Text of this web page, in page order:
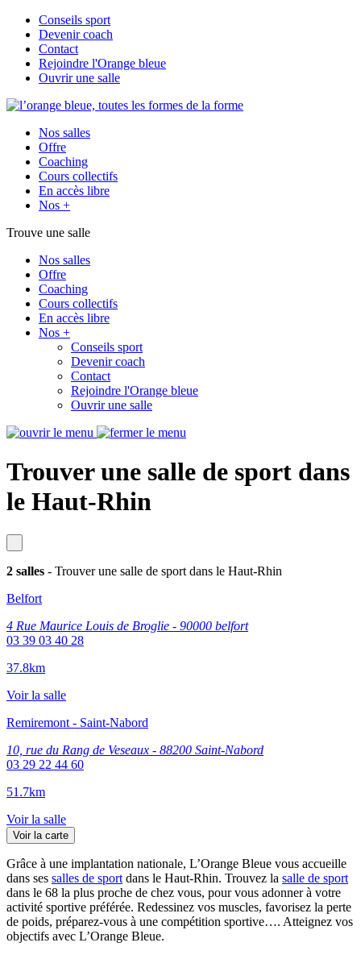
Conseils sport
Devenir coach
Contact
Rejoindre l'Orange bleue
Ouvrir une salle
Nos salles
Offre
Coaching
Cours collectifs
En accès libre
Nos +
Trouve une salle
Nos salles
Offre
Coaching
Cours collectifs
En accès libre
Nos +
Conseils sport
Devenir coach
Contact
Rejoindre l'Orange bleue
Ouvrir une salle
Trouver une salle de sport dans
le Haut‑Rhin
2 salles - Trouver une salle de sport dans le Haut‑Rhin
Belfort
4 Rue Maurice Louis de Broglie - 90000 belfort
03 39 03 40 28
37.8km
Voir la salle
Remiremont - Saint-Nabord
10, rue du Rang de Veseaux - 88200 Saint-Nabord
03 29 22 44 60
51.7km
Voir la salle
Voir la carte
Grâce à une implantation nationale, L’Orange Bleue vous accueille
dans ses salles de sport dans le Haut‑Rhin. Trouvez la salle de sport
dans le 68 la plus proche de chez vous, pour vous adonner à votre
activité sportive préférée. Redessinez vos muscles, favorisez la perte
de poids, préparez-vous à une compétition sportive…. Atteignez vos
objectifs avec L’Orange Bleue.